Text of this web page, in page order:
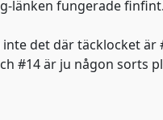
länken fungerade finfint.
inte det där täcklocket
#14 är ju någon sorts